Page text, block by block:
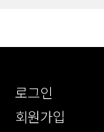
로그인
회원가입